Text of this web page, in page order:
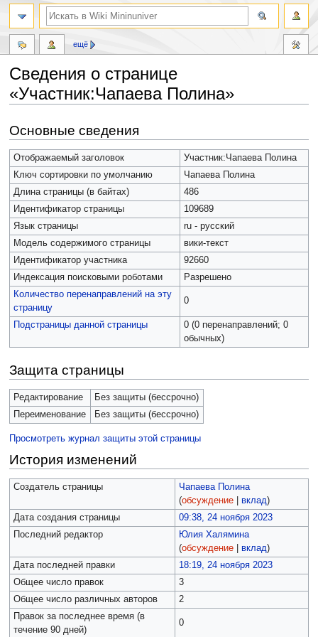
Сведения о странице
«Участник:Чапаева Полина»
к
навигации
к
поиску
Основные сведения
Отображаемый заголовок
Участник:Чапаева Полина
Ключ сортировки по умолчанию
Чапаева Полина
Длина страницы (в байтах)
486
Идентификатор страницы
109689
Язык страницы
ru - русский
Модель содержимого страницы
вики-текст
Идентификатор участника
92660
Индексация поисковыми роботами
Разрешено
Количество перенаправлений на эту
страницу
0
Подстраницы данной страницы
0 (0 перенаправлений; 0
обычных)
Защита страницы
Редактирование
Без защиты (бессрочно)
Переименование
Без защиты (бессрочно)
Просмотреть журнал защиты этой страницы
История изменений
Создатель страницы
Чапаева Полина
(обсуждение| вклад)
Дата создания страницы
09:38, 24 ноября 2023
Последний редактор
Юлия Халямина
(обсуждение| вклад)
Дата последней правки
18:19, 24 ноября 2023
Общее число правок
3
Общее число различных авторов
2
Правок за последнее время (в
течение 90 дней)
0
ещё